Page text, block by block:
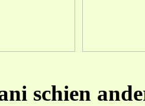
schien